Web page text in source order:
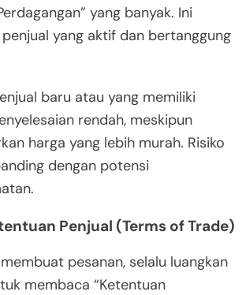
yang banyak. Ini
yang aktif dan bertanggung
baru atau yang memiliki
rendah, meskipun
harga yang lebih murah. Risiko
dengan potensi
Penjual (Terms of Trade)
pesanan, selalu luangkan
membaca “Ketentuan